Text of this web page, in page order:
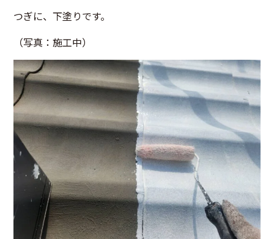
つぎに、下塗りです。
（写真：施工中）